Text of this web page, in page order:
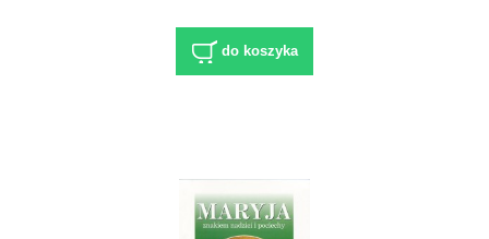
do koszyka